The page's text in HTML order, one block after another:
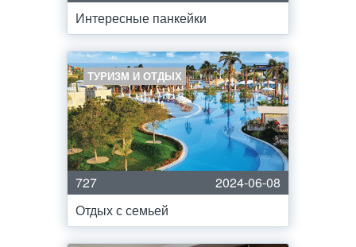
Интересные панкейки
ТУРИЗМ И ОТДЫХ
727
2024-06-08
Отдых с семьей